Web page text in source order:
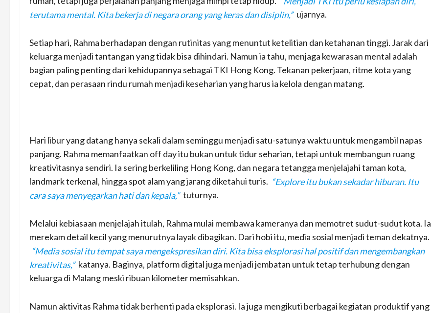
terutama mental. Kita bekerja di negara orang yang keras dan disiplin,” ujarnya.
Setiap hari, Rahma berhadapan dengan rutinitas yang menuntut ketelitian dan ketahanan tinggi. Jarak dari
keluarga menjadi tantangan yang tidak bisa dihindari. Namun ia tahu, menjaga kewarasan mental adalah
bagian paling penting dari kehidupannya sebagai TKI Hong Kong. Tekanan pekerjaan, ritme kota yang
cepat, dan perasaan rindu rumah menjadi keseharian yang harus ia kelola dengan matang.
Hari libur yang datang hanya sekali dalam seminggu menjadi satu-satunya waktu untuk mengambil napas
panjang. Rahma memanfaatkan off day itu bukan untuk tidur seharian, tetapi untuk membangun ruang
kreativitasnya sendiri. Ia sering berkeliling Hong Kong, dan negara tetangga menjelajahi taman kota,
landmark terkenal, hingga spot alam yang jarang diketahui turis. “Explore itu bukan sekadar hiburan. Itu
cara saya menyegarkan hati dan kepala,” tuturnya.
Melalui kebiasaan menjelajah itulah, Rahma mulai membawa kameranya dan memotret sudut-sudut kota. Ia
merekam detail kecil yang menurutnya layak dibagikan. Dari hobi itu, media sosial menjadi teman dekatnya.
“Media sosial itu tempat saya mengekspresikan diri. Kita bisa eksplorasi hal positif dan mengembangkan
kreativitas,” katanya. Baginya, platform digital juga menjadi jembatan untuk tetap terhubung dengan
keluarga di Malang meski ribuan kilometer memisahkan.
Namun aktivitas Rahma tidak berhenti pada eksplorasi. Ia juga mengikuti berbagai kegiatan produktif yang